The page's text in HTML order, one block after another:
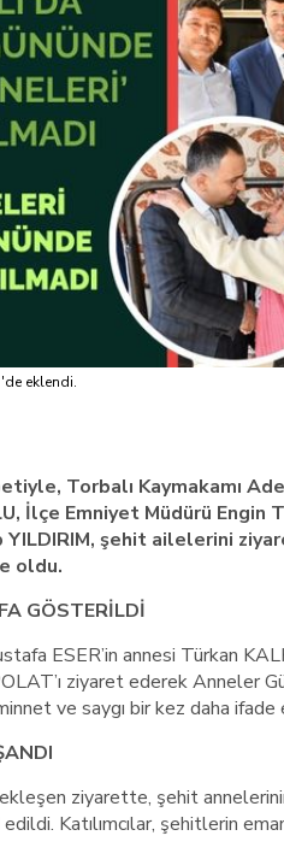
eklendi.
Torbalı Kaymakamı
İlçe Emniyet Müdürü Engin
YILDIRIM, şehit ailelerini
oldu.
GÖSTERİLDİ
ESER’in annesi Türkan
ziyaret ederek Anneler
ve saygı bir kez daha ifade
ziyarette, şehit
Katılımcılar, şehitlerin